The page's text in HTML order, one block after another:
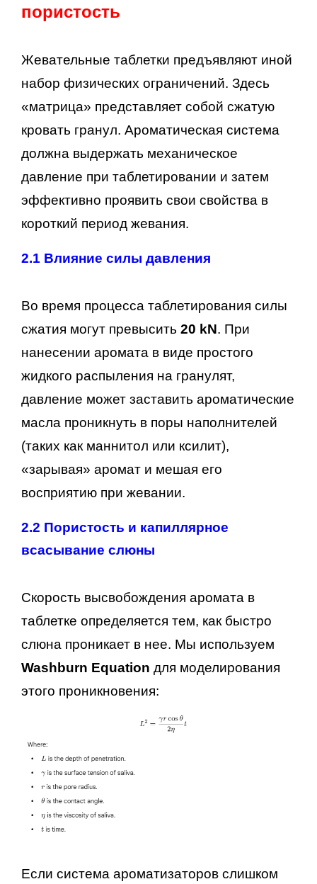
пористость
Жевательные таблетки предъявляют иной
набор физических ограничений. Здесь
«матрица» представляет собой сжатую
кровать гранул. Ароматическая система
должна выдержать механическое
давление при таблетировании и затем
эффективно проявить свои свойства в
короткий период жевания.
2.1 Влияние силы давления
Во время процесса таблетирования силы
сжатия могут превысить 20 kN. При
нанесении аромата в виде простого
жидкого распыления на гранулят,
давление может заставить ароматические
масла проникнуть в поры наполнителей
(таких как маннитол или ксилит),
«зарывая» аромат и мешая его
восприятию при жевании.
2.2 Пористость и капиллярное
всасывание слюны
Скорость высвобождения аромата в
таблетке определяется тем, как быстро
слюна проникает в нее. Мы используем
Washburn Equation для моделирования
этого проникновения:
Если система ароматизаторов слишком